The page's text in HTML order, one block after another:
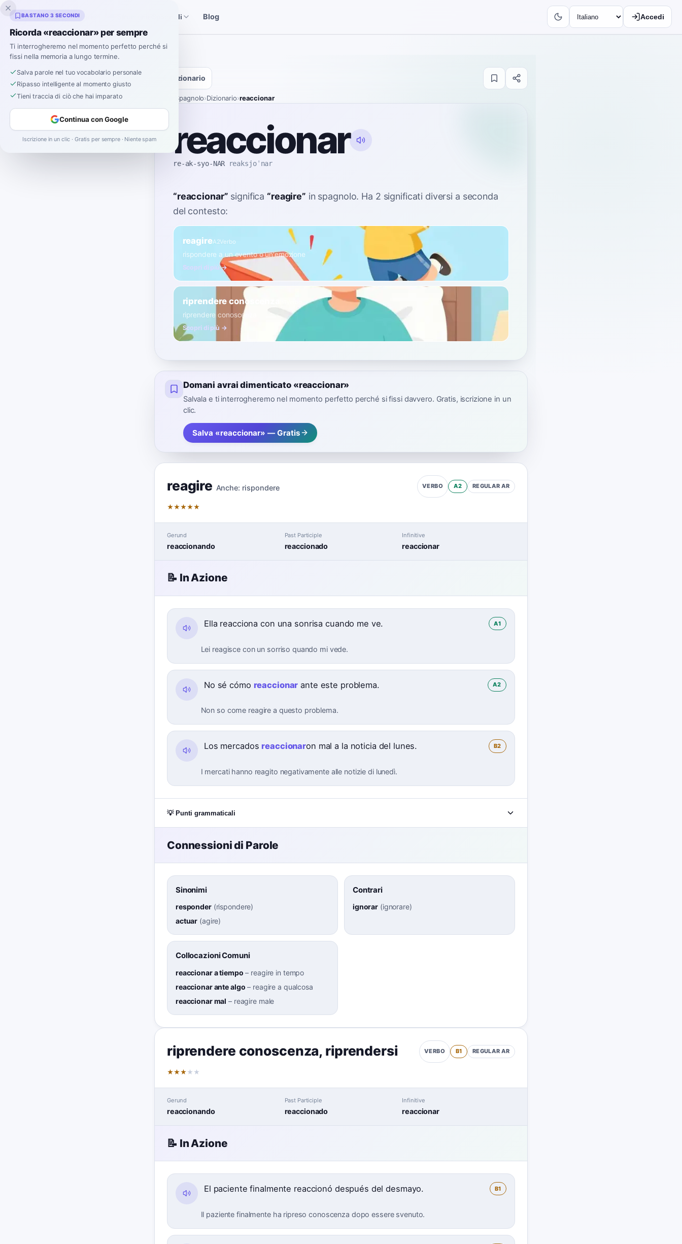
Inklingo Storie Strumenti Spagnoli Blog Accedi
Dizionario
Spagnolo›Dizionario›reaccionar
reaccionar
re-ak-syo-NAR reaksjoˈnar
“reaccionar” significa “reagire” in spagnolo. Ha 2 significati diversi a seconda
del contesto:
reagireA2Verbo
rispondere a un evento o un'emozione
Scopri di più →
riprendere conoscenza
riprendere conoscenza
Scopri di più →
Domani avrai dimenticato «reaccionar»
Salvala e ti interrogheremo nel momento perfetto perché si fissi davvero. Gratis, iscrizione in un
clic.
Salva «reaccionar» — Gratis
reagire Anche: rispondere VERBO A2 REGULAR AR
★★★★★
Gerund
reaccionando
Past Participle
reaccionado
Infinitive
reaccionar
📝 In Azione
Ella reacciona con una sonrisa cuando me ve. A1
Lei reagisce con un sorriso quando mi vede.
No sé cómo reaccionar ante este problema. A2
Non so come reagire a questo problema.
Los mercados reaccionaron mal a la noticia del lunes. B2
I mercati hanno reagito negativamente alle notizie di lunedì.
💡 Punti grammaticali
Connessioni di Parole
Sinonimi
responder(rispondere)
actuar (agire)
Contrari
ignorar (ignorare)
Collocazioni Comuni
reaccionar a tiempo – reagire in tempo
reaccionar ante algo – reagire a qualcosa
reaccionar mal – reagire male
riprendere conoscenza, riprendersi VERBO B1 REGULAR AR
★★★ ★ ★
Gerund
reaccionando
Past Participle
reaccionado
Infinitive
reaccionar
📝 In Azione
El paciente finalmente reaccionó después del desmayo. B1
Il paziente finalmente ha ripreso conoscenza dopo essere svenuto.
BASTANO 3 SECONDI
Ricorda «reaccionar» per sempre
Ti interrogheremo nel momento perfetto perché si
fissi nella memoria a lungo termine.
Salva parole nel tuo vocabolario personale
Ripasso intelligente al momento giusto
Tieni traccia di ciò che hai imparato
Continua con Google
Iscrizione in un clic · Gratis per sempre · Niente spam